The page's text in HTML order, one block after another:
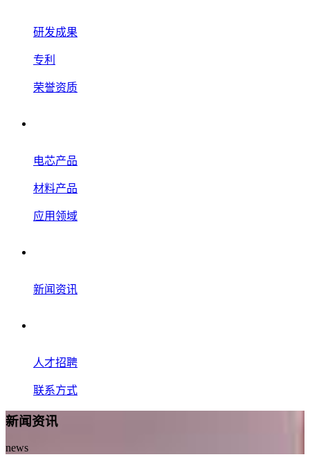
研发成果
专利
荣誉资质
电芯产品
材料产品
应用领域
新闻资讯
人才招聘
联系方式
新闻资讯
news